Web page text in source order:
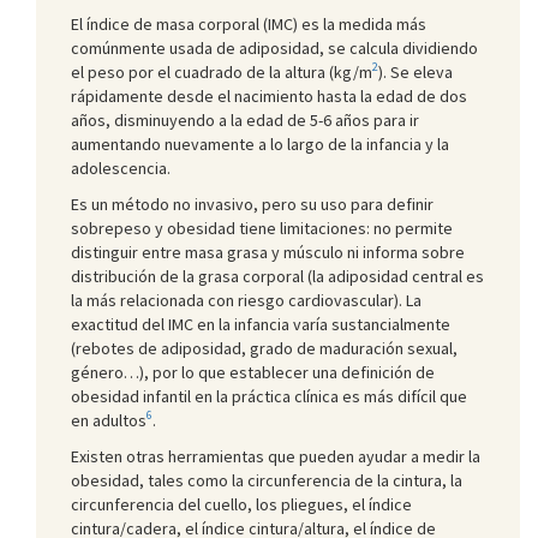
El índice de masa corporal (IMC) es la medida más
comúnmente usada de adiposidad, se calcula dividiendo
el peso por el cuadrado de la altura (kg/m2). Se eleva
rápidamente desde el nacimiento hasta la edad de dos
años, disminuyendo a la edad de 5-6 años para ir
aumentando nuevamente a lo largo de la infancia y la
adolescencia.
Es un método no invasivo, pero su uso para definir
sobrepeso y obesidad tiene limitaciones: no permite
distinguir entre masa grasa y músculo ni informa sobre
distribución de la grasa corporal (la adiposidad central es
la más relacionada con riesgo cardiovascular). La
exactitud del IMC en la infancia varía sustancialmente
(rebotes de adiposidad, grado de maduración sexual,
género…), por lo que establecer una definición de
obesidad infantil en la práctica clínica es más difícil que
en adultos6.
Existen otras herramientas que pueden ayudar a medir la
obesidad, tales como la circunferencia de la cintura, la
circunferencia del cuello, los pliegues, el índice
cintura/cadera, el índice cintura/altura, el índice de